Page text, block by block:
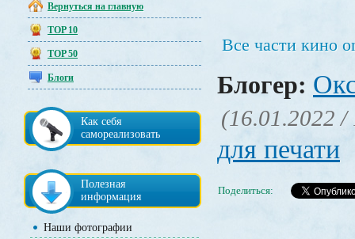
Вернуться на главную
TOP 10
TOP 50
Блоги
Как себя
самореализовать
Полезная
информация
Наши фотографии
Все части кино
Блогер:
(16.01.2022 /
для печати
Поделиться: